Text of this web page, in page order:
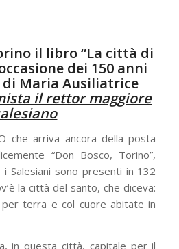
il libro “La città di
dei 150 anni
di Maria Ausiliatrice
il rettor maggiore
che arriva ancora della posta
“Don Bosco, Torino”,
Salesiani sono presenti in 132
la città del santo, che diceva:
per terra e col cuore abitate in
in questa città, capitale per il